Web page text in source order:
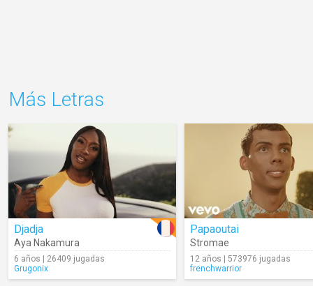
Más Letras
Djadja
Aya Nakamura
6 años | 26409 jugadas
Grugonix
Papaoutai
Stromae
12 años | 573976 jugadas
frenchwarrior